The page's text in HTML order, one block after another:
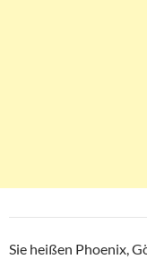
Sie heißen Phoenix,